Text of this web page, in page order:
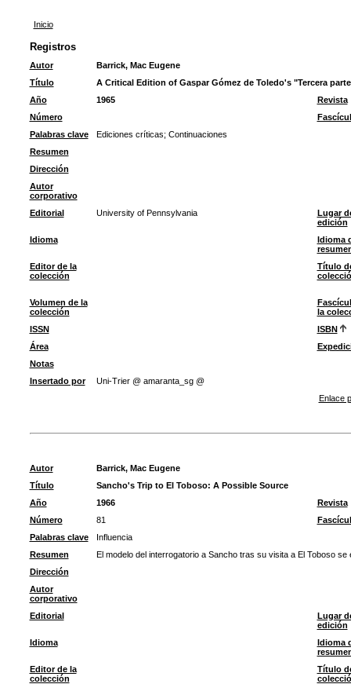
Inicio
Registros
Autor
Barrick, Mac Eugene
Título
A Critical Edition of Gaspar Gómez de Toledo's "Tercera
Año
1965
Revista
Número
Palabras clave
Ediciones críticas; Continuaciones
Resumen
Dirección
Autor
corporativo
Editorial
University of Pennsylvania
Lugar
edición
Idioma
Idioma
Editor de la
colección
Título
Volumen de la
colección
la
ISSN
ISBN
Área
Notas
Insertado por
Uni-Trier @ amaranta_sg @
Enlace
Autor
Barrick, Mac Eugene
Título
Sancho's Trip to El Toboso: A Possible Source
Año
1966
Revista
Número
81
Palabras clave
Influencia
Resumen
El modelo del interrogatorio a Sancho tras su visita a El Toboso se
Dirección
Autor
corporativo
Editorial
Lugar
edición
Idioma
Idioma
Editor de la
colección
Título